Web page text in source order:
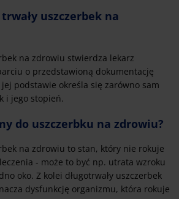
uszczerbek na
na zdrowiu stwierdza lekarz
o przedstawioną dokumentację
podstawie określa się zarówno sam
i jego stopień.
do uszczerbku na zdrowiu?
na zdrowiu to stan, który nie rokuje
- może to być np. utrata wzroku
oko. Z kolei długotrwały uszczerbek
dysfunkcję organizmu, która rokuje